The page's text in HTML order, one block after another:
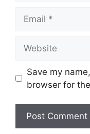
Save my
browser for